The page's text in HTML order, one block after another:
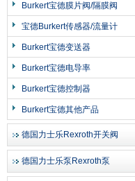
Burkert宝德膜片阀/隔膜阀
宝德Burkert传感器/流量计
Burkert宝德变送器
Burkert宝德电导率
Burkert宝德控制器
Burkert宝德其他产品
德国力士乐Rexroth开关阀
德国力士乐泵Rexroth泵